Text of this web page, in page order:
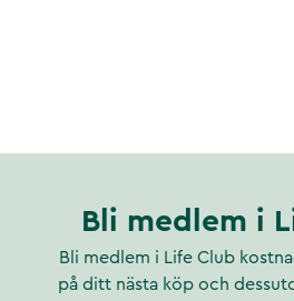
Bli medlem i
Bli medlem i Life Club
på ditt nästa köp och